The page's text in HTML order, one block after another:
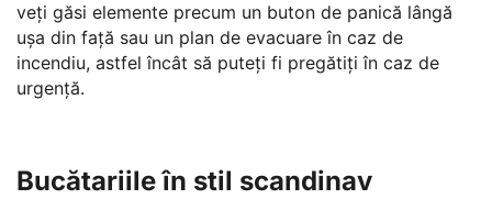
veți găsi elemente precum un buton de panică lângă
ușa din față sau un plan de evacuare în caz de
incendiu, astfel încât să puteți fi pregătiți în caz de
urgență.
Bucătariile în stil scandinav